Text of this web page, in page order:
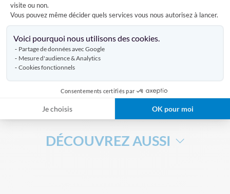
visite ou non.
Vous pouvez même décider quels services vous nous autorisez à lancer.
Voici pourquoi nous utilisons des cookies.
Partage de données avec Google
Mesure d'audience & Analytics
Cookies fonctionnels
Consentements certifiés par
Je choisis OK pour moi
Caractéristiques
Livraison
Avis clients
DÉCOUVREZ AUSSI